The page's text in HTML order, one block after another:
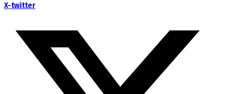
X-twitter